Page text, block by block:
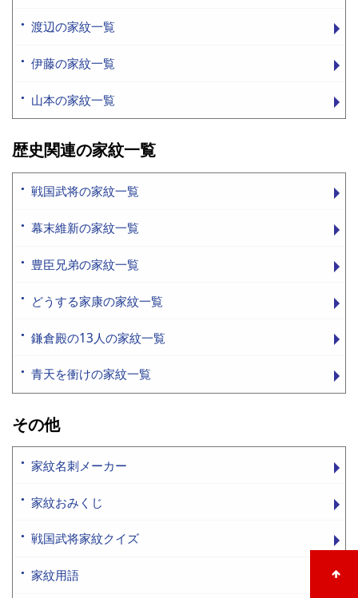
渡辺の家紋一覧
伊藤の家紋一覧
山本の家紋一覧
歴史関連の家紋一覧
戦国武将の家紋一覧
幕末維新の家紋一覧
豊臣兄弟の家紋一覧
どうする家康の家紋一覧
鎌倉殿の13人の家紋一覧
青天を衝けの家紋一覧
その他
家紋名刺メーカー
家紋おみくじ
戦国武将家紋クイズ
家紋用語